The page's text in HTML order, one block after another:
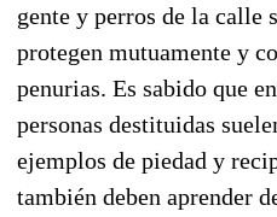
gente y perros de la calle
protegen mutuamente y
penurias. Es sabido que
personas destituidas
ejemplos de piedad y
también deben aprender